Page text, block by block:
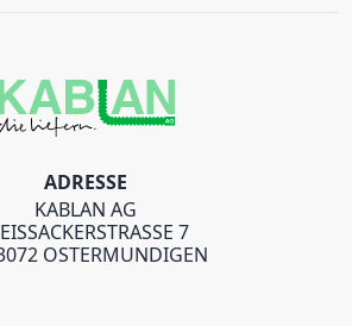
ADRESSE
KABLAN AG
7
OSTERMUNDIGEN